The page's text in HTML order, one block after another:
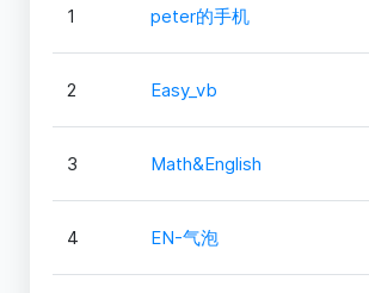
1 peter的手机
2 Easy_vb
3 Math&English
4 EN-气泡